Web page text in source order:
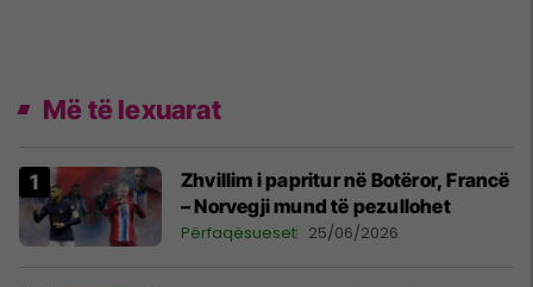
Më të lexuarat
Zhvillim i papritur në Botëror, Francë
– Norvegji mund të pezullohet
Përfaqësueset 25/06/2026